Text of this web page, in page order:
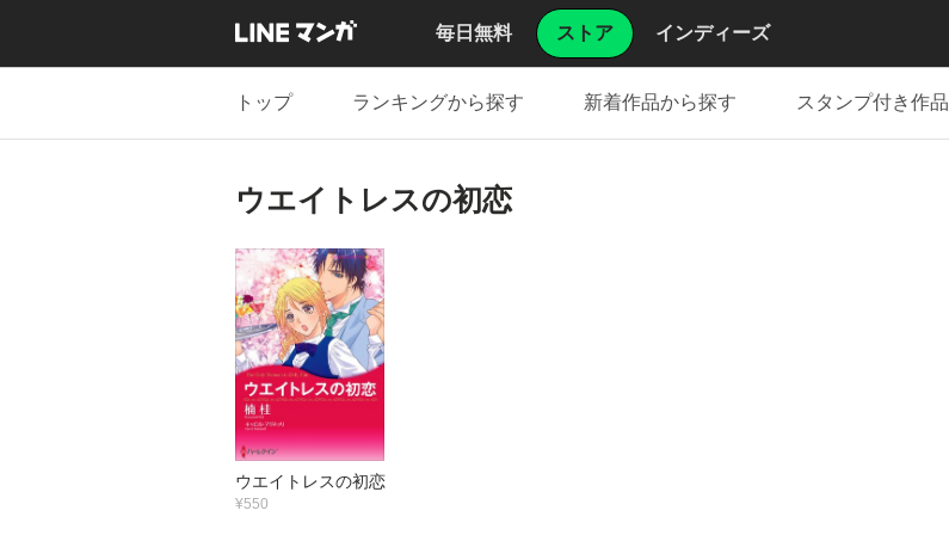
毎日無料 ストア インディーズ
トップ ランキングから探す 新着作品から探す スタンプ付き作品
ウエイトレスの初恋
ウエイトレスの初恋
¥550